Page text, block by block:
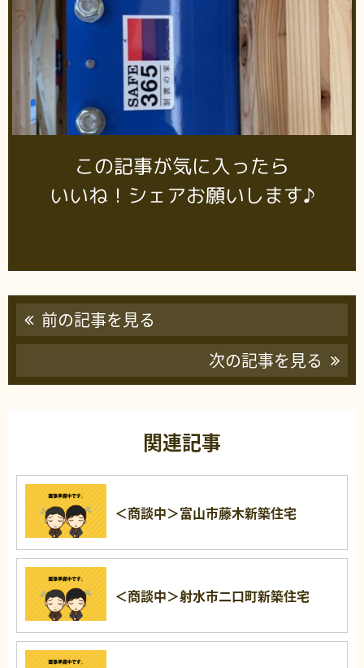
この記事が気に入ったら
いいね！シェアお願いします♪
前の記事を見る
次の記事を見る
関連記事
＜商談中＞富山市藤木新築住宅
＜商談中＞射水市二口町新築住宅